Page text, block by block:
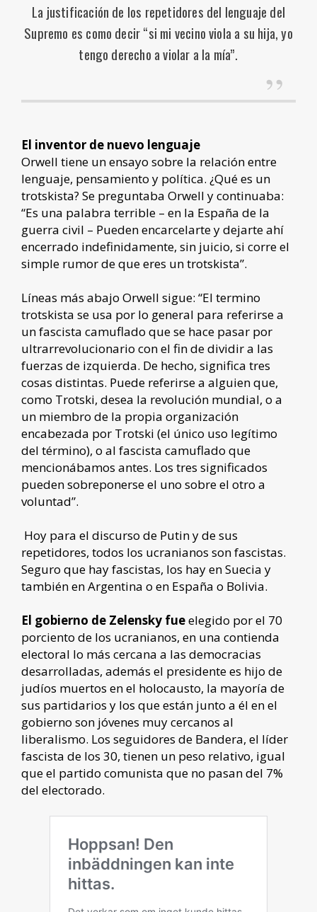
La justificación de los repetidores del lenguaje del
Supremo es como decir “si mi vecino viola a su hija, yo
tengo derecho a violar a la mía”.
El inventor de nuevo lenguaje
Orwell tiene un ensayo sobre la relación entre
lenguaje, pensamiento y política. ¿Qué es un
trotskista? Se preguntaba Orwell y continuaba:
“Es una palabra terrible – en la España de la
guerra civil – Pueden encarcelarte y dejarte ahí
encerrado indefinidamente, sin juicio, si corre el
simple rumor de que eres un trotskista”.
Líneas más abajo Orwell sigue: “El termino
trotskista se usa por lo general para referirse a
un fascista camuflado que se hace pasar por
ultrarrevolucionario con el fin de dividir a las
fuerzas de izquierda. De hecho, significa tres
cosas distintas. Puede referirse a alguien que,
como Trotski, desea la revolución mundial, o a
un miembro de la propia organización
encabezada por Trotski (el único uso legítimo
del término), o al fascista camuflado que
mencionábamos antes. Los tres significados
pueden sobreponerse el uno sobre el otro a
voluntad”.
Hoy para el discurso de Putin y de sus
repetidores, todos los ucranianos son fascistas.
Seguro que hay fascistas, los hay en Suecia y
también en Argentina o en España o Bolivia.
El gobierno de Zelensky fueelegido por el 70
porciento de los ucranianos, en una contienda
electoral lo más cercana a las democracias
desarrolladas, además el presidente es hijo de
judíos muertos en el holocausto, la mayoría de
sus partidarios y los que están junto a él en el
gobierno son jóvenes muy cercanos al
liberalismo. Los seguidores de Bandera, el líder
fascista de los 30, tienen un peso relativo, igual
que el partido comunista que no pasan del 7%
del electorado.